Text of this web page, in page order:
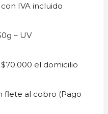
IVA incluido
– UV
el domicilio
flete al cobro (Pago